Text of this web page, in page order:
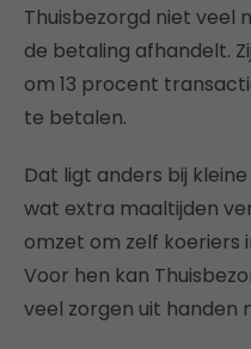
Thuisbezorgd niet veel
de betaling afhandelt.
om 13 procent
te betalen.
Dat ligt anders bij
wat extra maaltijden
omzet om zelf koeriers
Voor hen kan
veel zorgen uit handen